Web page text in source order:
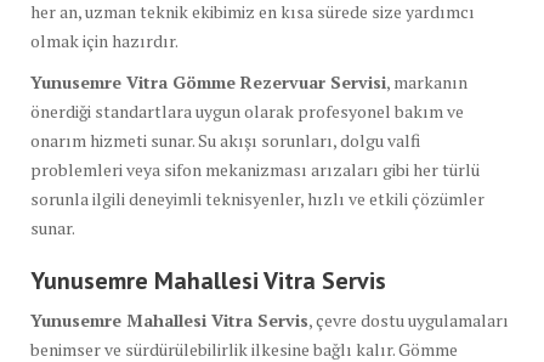
her an, uzman teknik ekibimiz en kısa sürede size yardımcı
olmak için hazırdır.
Yunusemre Vitra Gömme Rezervuar Servisi, markanın
önerdiği standartlara uygun olarak profesyonel bakım ve
onarım hizmeti sunar. Su akışı sorunları, dolgu valfi
problemleri veya sifon mekanizması arızaları gibi her türlü
sorunla ilgili deneyimli teknisyenler, hızlı ve etkili çözümler
sunar.
Yunusemre Mahallesi Vitra Servis
Yunusemre Mahallesi Vitra Servis, çevre dostu uygulamaları
benimser ve sürdürülebilirlik ilkesine bağlı kalır. Gömme